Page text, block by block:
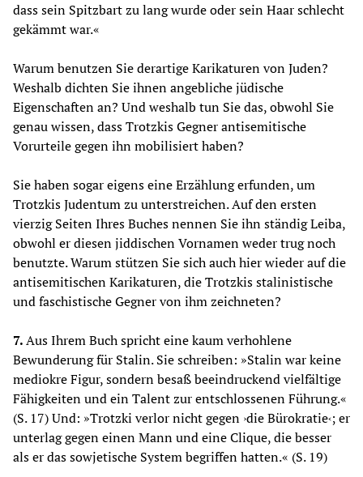
dass sein Spitzbart zu lang wurde oder sein Haar schlecht
gekämmt war.«
Warum benutzen Sie derartige Karikaturen von Juden?
Weshalb dichten Sie ihnen angebliche jüdische
Eigenschaften an? Und weshalb tun Sie das, obwohl Sie
genau wissen, dass Trotzkis Gegner antisemitische
Vorurteile gegen ihn mobilisiert haben?
Sie haben sogar eigens eine Erzählung erfunden, um
Trotzkis Judentum zu unterstreichen. Auf den ersten
vierzig Seiten Ihres Buches nennen Sie ihn ständig Leiba,
obwohl er diesen jiddischen Vornamen weder trug noch
benutzte. Warum stützen Sie sich auch hier wieder auf die
antisemitischen Karikaturen, die Trotzkis stalinistische
und faschistische Gegner von ihm zeichneten?
7.Aus Ihrem Buch spricht eine kaum verhohlene
Bewunderung für Stalin. Sie schreiben: »Stalin war keine
mediokre Figur, sondern besaß beeindruckend vielfältige
Fähigkeiten und ein Talent zur entschlossenen Führung.«
(S. 17) Und: »Trotzki verlor nicht gegen ›die Bürokratie‹; er
unterlag gegen einen Mann und eine Clique, die besser
als er das sowjetische System begriffen hatten.« (S. 19)